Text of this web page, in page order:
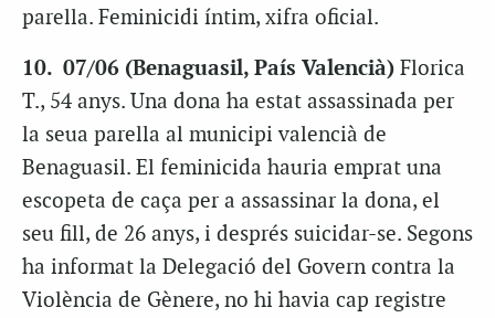
parella. Feminicidi íntim, xifra oficial.
10. 07/06 (Benaguasil, País Valencià) Florica
T., 54 anys. Una dona ha estat assassinada per
la seua parella al municipi valencià de
Benaguasil. El feminicida hauria emprat una
escopeta de caça per a assassinar la dona, el
seu fill, de 26 anys, i després suicidar-se. Segons
ha informat la Delegació del Govern contra la
Violència de Gènere, no hi havia cap registre